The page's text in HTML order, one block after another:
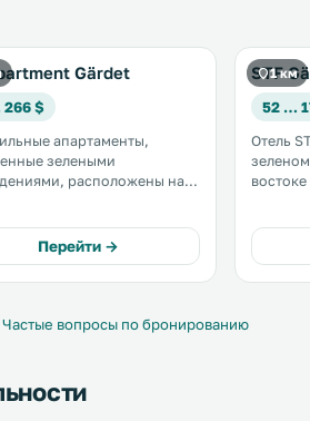
Gärdet
$
апартаменты,
зелеными
расположены на
от Стокгольмского
.
Перейти →
1 км
STF
52 …
Отель
Частые вопросы по бронированию